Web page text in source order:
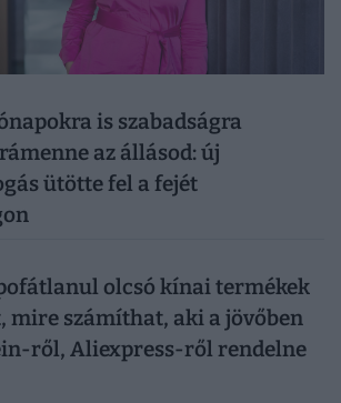
is szabadságra
az állásod: új
ütötte fel a fejét
olcsó kínai termékek
mire számíthat, aki a jövőben
ről, Aliexpress-ről rendelne